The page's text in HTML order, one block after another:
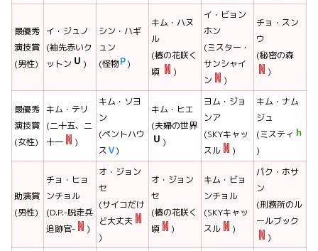
最優秀
演技賞
(男性)
イ・ジュノ
(袖先赤いク
ットン
)
シン・ハギ
ュン
(怪物
)
キム・ハヌ
ル
(椿の花咲く
頃
)
イ・ビョン
ホン
(ミスター・
サンシャイ
ン
)
チョ・スン
ウ
(秘密の森
)
最優秀
演技賞
(女性)
キム・テリ
(二十五、二
十一
)
キム・ソヨ
ン
(ペントハウ
ス
)
キム・ヒエ
(夫婦の世界
)
ヨム・ジョ
ンア
(SKYキャッ
スル
)
キム・ナム
ジュ
(ミスティ
)
助演賞
(男性)
チョ・ヒョ
ンチョル
(D.P.-脱走兵
追跡官-
)
オ・ジョン
セ
(サイコだけ
ど大丈夫
)
オ・ジョン
セ
(椿の花咲く
頃
)
キム・ビョ
ンチョル
(SKYキャッ
スル
)
パク・ホサ
ン
(刑務所のル
ールブック
)